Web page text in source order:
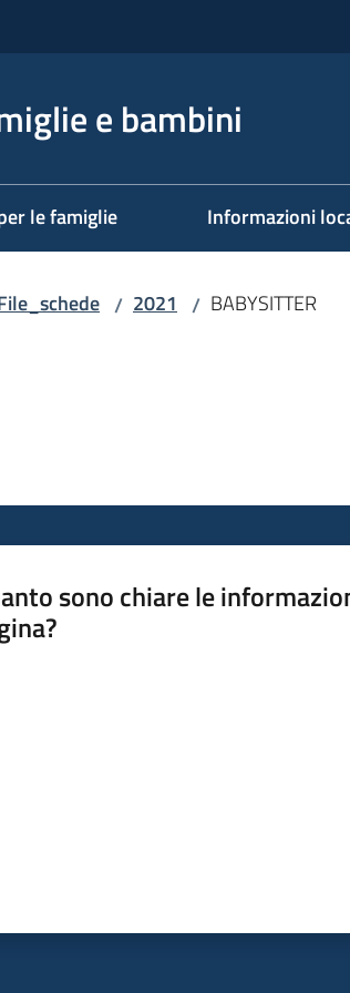
e bambini
le famiglie Informazioni
/ 2021 / BABYSITTER
sono chiare le